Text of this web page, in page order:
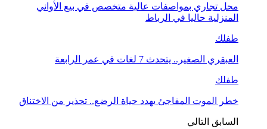
محل تجاري بمواصفات عالية متخصص في بيع الأواني
المنزلية حاليا في الرباط
طفلك
العبقري الصغير.. يتحدث 7 لغات في عمر الرابعة
طفلك
خطر الموت المفاجئ يهدد حياة الرضع.. تحذير من الاختناق
السابق التالي